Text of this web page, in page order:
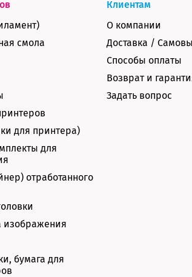
смола
для принтера)
для
отработанного
изображения
бумага для
Клиентам
О компании
Доставка /
Способы оплаты
Возврат и
Задать вопрос